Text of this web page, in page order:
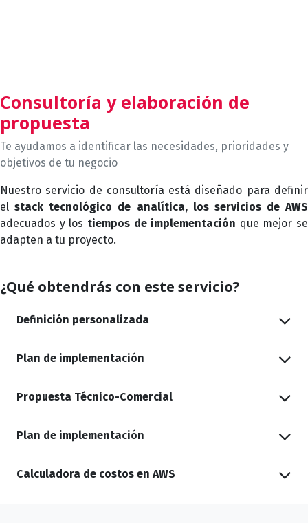
Consultoría y elaboración de
propuesta
Te ayudamos a identificar las necesidades, prioridades y
objetivos de tu negocio
Nuestro servicio de consultoría está diseñado para definir
elstack tecnológico de analítica, los servicios de AWS
adecuados y los tiempos de implementación que mejor se
adapten a tu proyecto.
¿Qué obtendrás con este servicio?
Propuesta Técnico-Comercial